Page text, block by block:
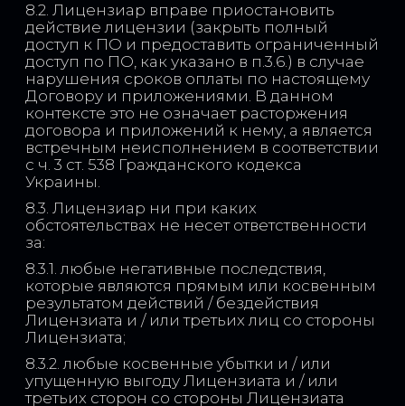
8.2. Лицензиар вправе приостановить
действие лицензии (закрыть полный
доступ к ПО и предоставить ограниченный
доступ по ПО, как указано в п.3.6.) в случае
нарушения сроков оплаты по настоящему
Договору и приложениями. В данном
контексте это не означает расторжения
договора и приложений к нему, а является
встречным неисполнением в соответствии
с ч. 3 ст. 538 Гражданского кодекса
Украины.
8.3. Лицензиар ни при каких
обстоятельствах не несет ответственности
за:
8.3.1. любые негативные последствия,
которые являются прямым или косвенным
результатом действий / бездействия
Лицензиата и / или третьих лиц со стороны
Лицензиата;
8.3.2. любые косвенные убытки и / или
упущенную выгоду Лицензиата и / или
третьих сторон со стороны Лицензиата